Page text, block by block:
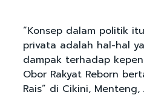
“Konsep dalam politik
privata adalah hal-hal
dampak terhadap
Obor Rakyat Reborn
Rais” di Cikini,